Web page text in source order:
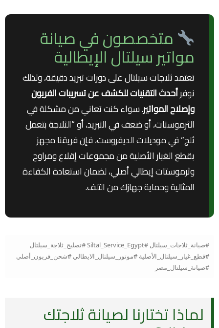
متخصصون في صيانة
مواتير سيلتال الإيطالية
تعتمد ثلاجات سيلتال على دورات تبريد دقيقة، ولذلك
نوفرأحدث التقنيات للكشف عن تسريبات الفريون
وإصلاح المواتير. سواء كنت تعاني من مشكلة في
الثرموستات، أو ضعف في التبريد، أو “الثلاجة بتعمل
ثلج” في موديلات الديفروست، فإن فريقنا مجهز
بقطع الغيار الأصلية من مجموعات إقلاع ومراوح
وثرموستات إيطالي أصلي، لضمان استعادة الكفاءة
المثالية وحماية جهازك من التلف.
#صيانة_ثلاجات_سيلتال #Siltal_Service_Egypt #تصليح_ثلاجة_سيلتال
#قطع_غيار_سيلتال_الأصلية #موتور_سيلتال_الايطالي #شحن_فريون_أصلي
#صيانة_سيلتال_مصر
لماذا تختارنا لصيانة ثلاجتك